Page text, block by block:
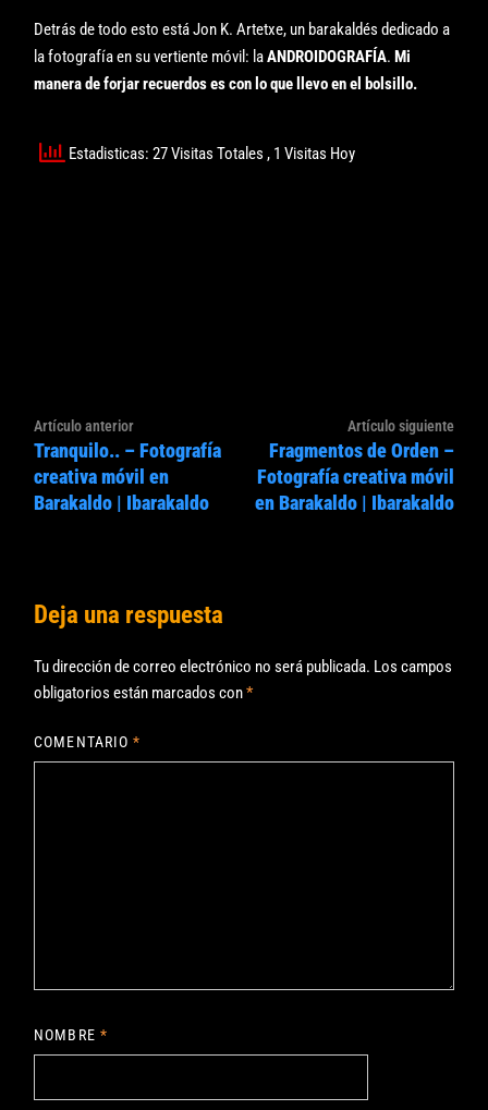
Detrás de todo esto está Jon K. Artetxe, un barakaldés dedicado a
la fotografía en su vertiente móvil: laANDROIDOGRAFÍA.Mi
manera de forjar recuerdos es con lo que llevo en el bolsillo.
Estadisticas: 27 Visitas Totales, 1 Visitas Hoy
Navegación
de
entradas
Artículo anteriorArtículo
anterior:
Tranquilo.. – Fotografía
creativa móvil en
Barakaldo | Ibarakaldo
Artículo siguiente
Fragmentos de Orden –
Fotografía creativa móvil
en Barakaldo | Ibarakaldo
Deja una respuesta
Tu dirección de correo electrónico no será publicada. Los campos
obligatorios están marcados con*
COMENTARIO*
NOMBRE *